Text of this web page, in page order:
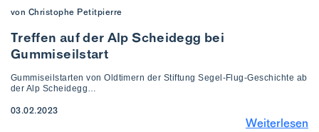
von Christophe Petitpierre
Treffen auf der Alp Scheidegg bei
Gummiseilstart
Gummiseilstarten von Oldtimern der Stiftung Segel-Flug-Geschichte ab
der Alp Scheidegg…
03.02.2023
Weiterlesen